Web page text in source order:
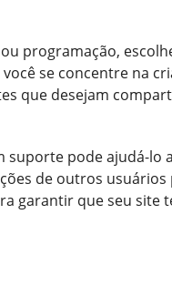
programação,
se concentre na
que desejam
suporte pode ajudá-lo
de outros
garantir que seu site